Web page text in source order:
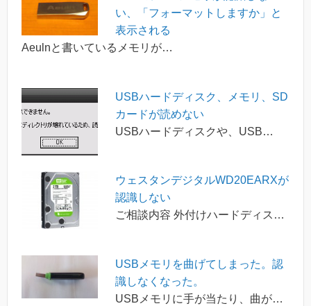
い、「フォーマットしますか」と
表示される
Aeulnと書いているメモリが…
USBハードディスク、メモリ、SD
カードが読めない
USBハードディスクや、USB…
ウェスタンデジタルWD20EARXが
認識しない
ご相談内容 外付けハードディス…
USBメモリを曲げてしまった。認
識しなくなった。
USBメモリに手が当たり、曲が…